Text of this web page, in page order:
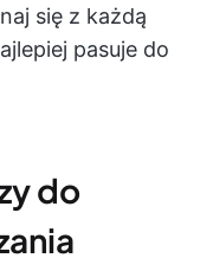
się z każdą
pasuje do
do